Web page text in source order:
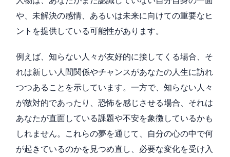
や、未解決の感情、あるいは未来に向けての重要なヒ
ントを提供している可能性があります。
例えば、知らない人々が友好的に接してくる場合、そ
れは新しい人間関係やチャンスがあなたの人生に訪れ
つつあることを示しています。一方で、知らない人々
が敵対的であったり、恐怖を感じさせる場合、それは
あなたが直面している課題や不安を象徴しているかも
しれません。これらの夢を通じて、自分の心の中で何
が起きているのかを見つめ直し、必要な変化を受け入